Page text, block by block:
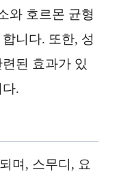
와 호르몬 균형
니다. 또한, 성
된 효과가 있
.
며, 스무디, 요